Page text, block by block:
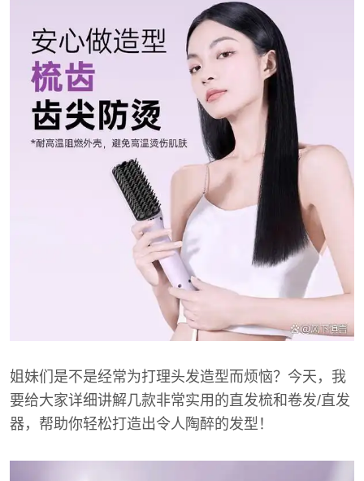
姐妹们是不是经常为打理头发造型而烦恼？今天，我
要给大家详细讲解几款非常实用的直发梳和卷发/直发
器，帮助你轻松打造出令人陶醉的发型！